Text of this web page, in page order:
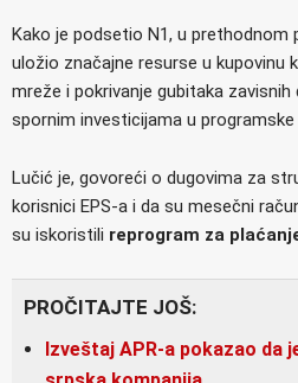
Kako je podsetio N1, u prethodnom
uložio značajne resurse u kupovinu
mreže i pokrivanje gubitaka
spornim investicijama u programske
Lučić je, govoreći o dugovima za
korisnici EPS-a i da su mesečni
su iskoristili reprogram za
PROČITAJTE JOŠ:
Izveštaj APR-a pokazao da